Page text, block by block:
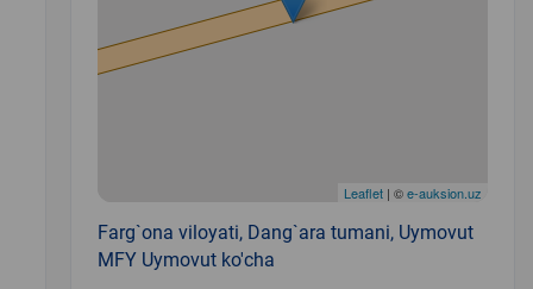
Leaflet| ©e-auksion.uz
Farg`ona viloyati, Dang`ara tumani, Uymovut
MFY Uymovut ko'cha